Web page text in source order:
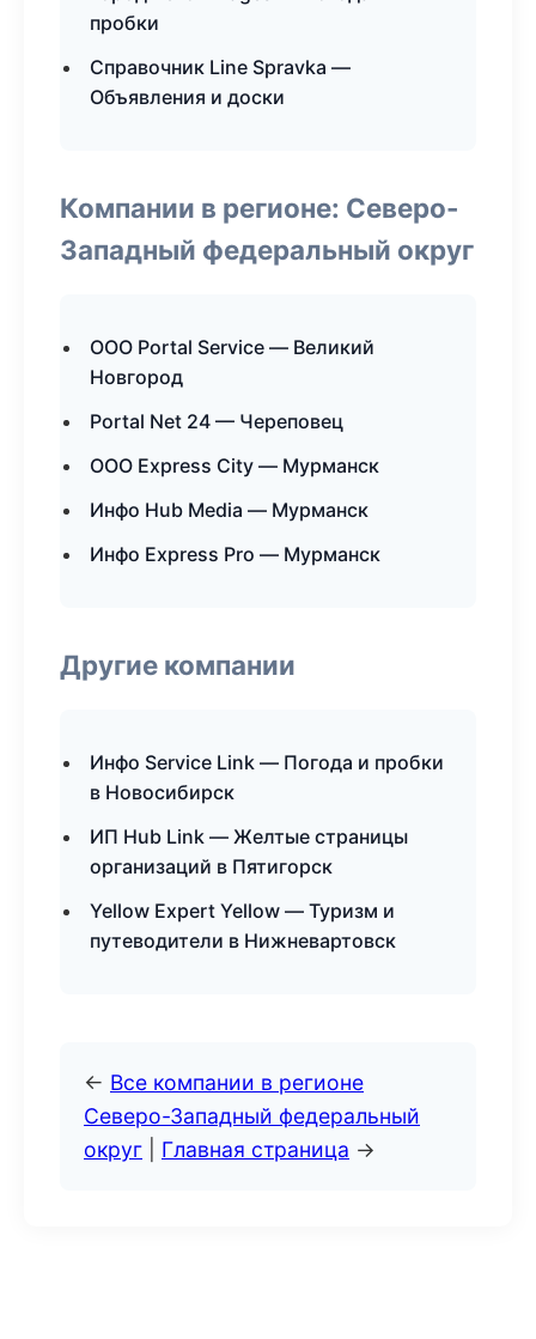
пробки
Справочник Line Spravka —
Объявления и доски
Компании в регионе: Северо-
Западный федеральный округ
ООО Portal Service — Великий
Новгород
Portal Net 24 — Череповец
ООО Express City — Мурманск
Инфо Hub Media — Мурманск
Инфо Express Pro — Мурманск
Другие компании
Инфо Service Link — Погода и пробки
в Новосибирск
ИП Hub Link — Желтые страницы
организаций в Пятигорск
Yellow Expert Yellow — Туризм и
путеводители в Нижневартовск
← Все компании в регионе
Северо-Западный федеральный
округ
Главная страница →